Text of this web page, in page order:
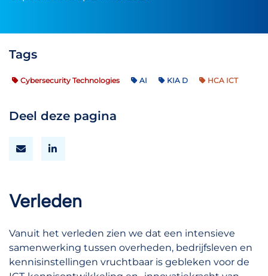
Tags
Cybersecurity Technologies AI KIA D HCA ICT
Deel deze pagina
Verleden
Vanuit het verleden zien we dat een intensieve
samenwerking tussen overheden, bedrijfsleven en
kennisinstellingen vruchtbaar is gebleken voor de